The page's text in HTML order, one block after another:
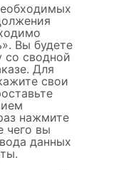
Вы будете
со сводной
Для
свои
нажмите
чего вы
данных